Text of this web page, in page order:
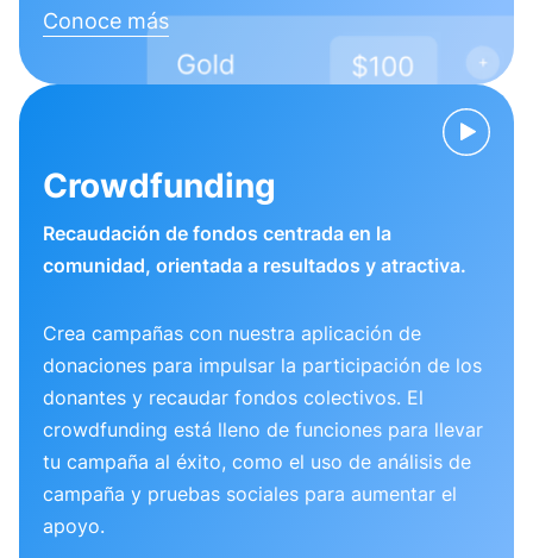
Conoce más
Crowdfunding
Recaudación de fondos centrada en la
comunidad, orientada a resultados y atractiva.
Crea campañas con nuestra aplicación de
donaciones para impulsar la participación de los
donantes y recaudar fondos colectivos. El
crowdfunding está lleno de funciones para llevar
tu campaña al éxito, como el uso de análisis de
campaña y pruebas sociales para aumentar el
apoyo.